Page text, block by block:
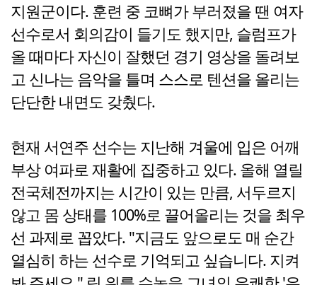
지원군이다. 훈련 중 코뼈가 부러졌을 땐 여자
선수로서 회의감이 들기도 했지만, 슬럼프가
올 때마다 자신이 잘했던 경기 영상을 돌려보
고 신나는 음악을 틀며 스스로 텐션을 올리는
단단한 내면도 갖췄다.
현재 서연주 선수는 지난해 겨울에 입은 어깨
부상 여파로 재활에 집중하고 있다. 올해 열릴
전국체전까지는 시간이 있는 만큼, 서두르지
않고 몸 상태를 100%로 끌어올리는 것을 최우
선 과제로 꼽았다. "지금도 앞으로도 매 순간
열심히 하는 선수로 기억되고 싶습니다. 지켜